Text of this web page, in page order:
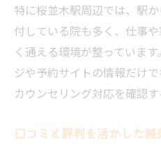
鍼灸整骨院での根
デスクワーク女性
特徴
腰痛対策に活かせ
初回でも安心な鍼
特に桜並木駅周辺では、駅
付している院も多く、仕事
く通える環境が整っていま
ジや予約サイトの情報だけ
カウンセリング対応を確認す
口コミと評判を活かした